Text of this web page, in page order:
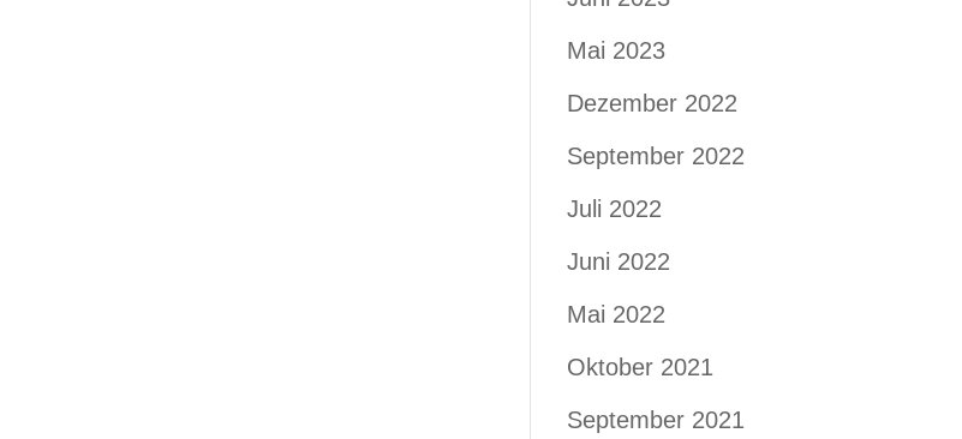
Mai 2023
Dezember 2022
September 2022
Juli 2022
Juni 2022
Mai 2022
Oktober 2021
September 2021